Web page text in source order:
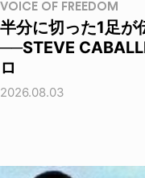
VOICE OF FREEDOM
半分に切った1足が
──STEVE
ロ
2026.08.03